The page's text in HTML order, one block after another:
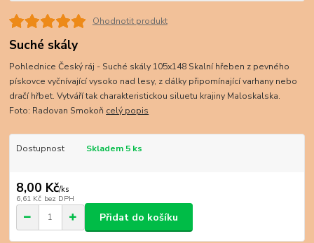
Ohodnotit produkt
Suché skály
Pohlednice Český ráj - Suché skály 105x148 Skalní hřeben z pevného
pískovce vyčnívající vysoko nad lesy, z dálky připomínající varhany nebo
dračí hřbet. Vytváří tak charakteristickou siluetu krajiny Maloskalska.
Foto: Radovan Smokoň celý popis
Dostupnost Skladem 5 ks
8,00 Kč/ks
6,61 Kč bez DPH
Přidat do košíku